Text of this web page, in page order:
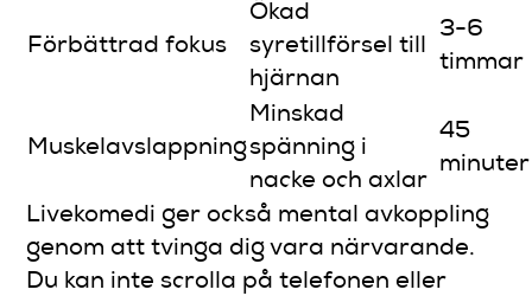
Förbättrad fokus
Ökad
syretillförsel till
hjärnan
3-6
timmar
Muskelavslappning
Minskad
spänning i
nacke och axlar
45
minuter
Livekomedi ger också mental avkoppling
genom att tvinga dig vara närvarande.
Du kan inte scrolla på telefonen eller